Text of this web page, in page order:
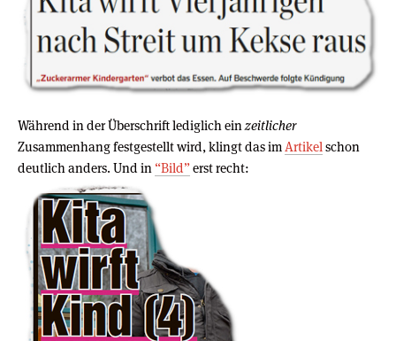
Während in der Überschrift lediglich einzeitlicher
Zusammenhang festgestellt wird, klingt das imArtikelschon
deutlich anders. Und in “Bild”erst recht: